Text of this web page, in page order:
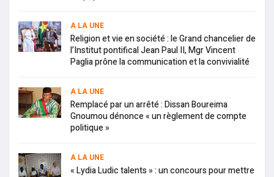
A LA UNE
Religion et vie en société : le Grand chancelier de
l’Institut pontifical Jean Paul II, Mgr Vincent
Paglia prône la communication et la convivialité
A LA UNE
Remplacé par un arrêté : Dissan Boureima
Gnoumou dénonce « un règlement de compte
politique »
A LA UNE
« Lydia Ludic talents » : un concours pour mettre